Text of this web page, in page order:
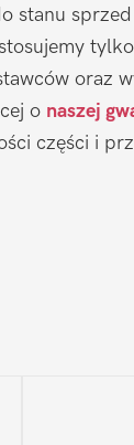
stanu
oraz
o naszej
części i